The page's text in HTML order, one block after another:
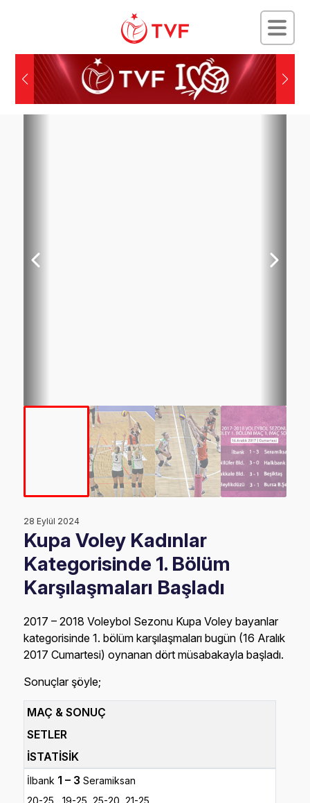
28 Eylül 2024
Kupa Voley Kadınlar
Kategorisinde 1. Bölüm
Karşılaşmaları Başladı
2017 – 2018 Voleybol Sezonu Kupa Voley bayanlar
kategorisinde 1. bölüm karşılaşmaları bugün (16 Aralık
2017 Cumartesi) oynanan dört müsabakayla başladı.
Sonuçlar şöyle;
MAÇ & SONUÇ
SETLER
İSTATİSİK
İlbank 1 – 3 Seramiksan
20-25, 19-25, 25-20, 21-25